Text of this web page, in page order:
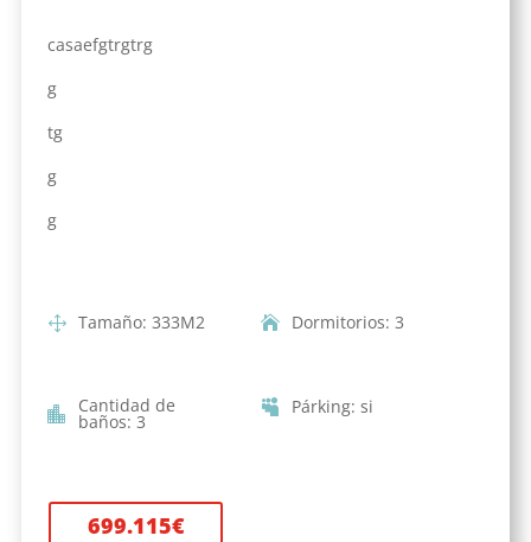
casaefgtrgtrg
g
tg
g
g
Tamaño: 333M2 Dormitorios: 3
Cantidad de
baños: 3
Párking: si
699.115€